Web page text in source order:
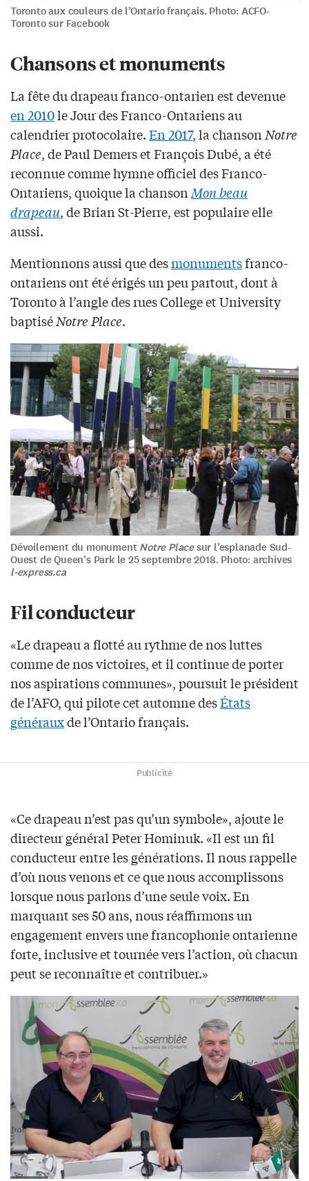
Toronto aux couleurs de l’Ontario français. Photo: ACFO-
Toronto sur Facebook
Chansons et monuments
La fête du drapeau franco-ontarien est devenue
en 2010le Jour des Franco-Ontariens au
calendrier protocolaire.En 2017, la chanson Notre
Place, de Paul Demers et François Dubé, a été
reconnue comme hymne officiel des Franco-
Ontariens, quoique la chansonMon beau
drapeau, de Brian St-Pierre, est populaire elle
aussi.
Mentionnons aussi que desmonumentsfranco-
ontariens ont été érigés un peu partout, dont à
Toronto à l’angle des rues College et University
baptiséNotre Place.
Dévoilement du monument Notre Placesur l’esplanade Sud-
Ouest de Queen’s Park le 25 septembre 2018. Photo: archives
l-express.ca
Fil conducteur
«Le drapeau a flotté au rythme de nos luttes
comme de nos victoires, et il continue de porter
nos aspirations communes», poursuit le président
de l’AFO, qui pilote cet automne desÉtats
générauxde l’Ontario français.
Publicité
«Ce drapeau n’est pas qu’un symbole», ajoute le
directeur général Peter Hominuk. «Il est un fil
conducteur entre les générations. Il nous rappelle
d’où nous venons et ce que nous accomplissons
lorsque nous parlons d’une seule voix. En
marquant ses 50 ans, nous réaffirmons un
engagement envers une francophonie ontarienne
forte, inclusive et tournée vers l’action, où chacun
peut se reconnaître et contribuer.»